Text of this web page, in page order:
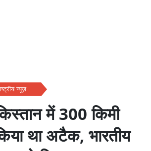
न्यूज़
में 300 किमी
था अटैक, भारतीय